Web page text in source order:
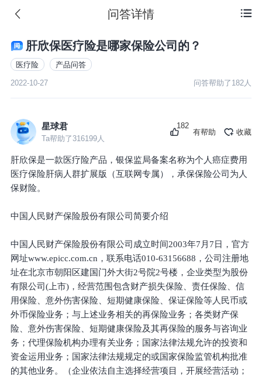
 问答详情
肝欣保医疗险是哪家保险公司的？
医疗险 产品问答
2022-10-27 问答帮助了 182人
星球君
Ta帮助了 316199人
182
有帮助 收藏
肝欣保是一款医疗险产品，银保监局备案名称为个人癌症费用
医疗保险肝病人群扩展版（互联网专属），承保保险公司为人
保财险。
中国人民财产保险股份有限公司简要介绍
中国人民财产保险股份有限公司成立时间2003年7月7日，官方
网址www.epicc.com.cn，联系电话010-63156688，公司注册地
址在北京市朝阳区建国门外大街2号院2号楼，企业类型为股份
有限公司(上市)，经营范围包含财产损失保险、责任保险、信
用保险、意外伤害保险、短期健康保险、保证保险等人民币或
外币保险业务；与上述业务相关的再保险业务；各类财产保
险、意外伤害保险、短期健康保险及其再保险的服务与咨询业
务；代理保险机构办理有关业务；国家法律法规允许的投资和
资金运用业务；国家法律法规规定的或国家保险监管机构批准
的其他业务。（企业依法自主选择经营项目，开展经营活动；